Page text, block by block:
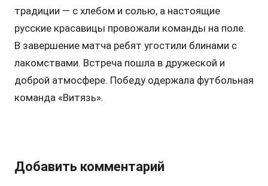
традиции — с хлебом и солью, а настоящие
русские красавицы провожали команды на поле.
В завершение матча ребят угостили блинами с
лакомствами. Встреча пошла в дружеской и
доброй атмосфере. Победу одержала футбольная
команда «Витязь».
Добавить комментарий